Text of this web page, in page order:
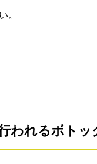
。
われるボトッ